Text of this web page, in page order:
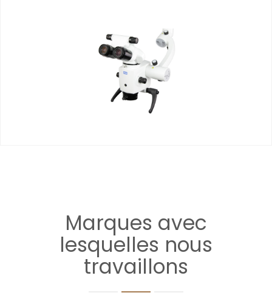
Marques avec
lesquelles nous
travaillons